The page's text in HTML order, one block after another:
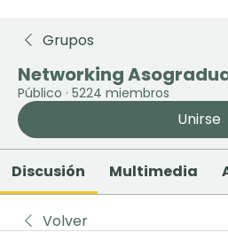
Grupos
Networking
Público · 5224 miembros
Unirse
Discusión Multimedia
Volver